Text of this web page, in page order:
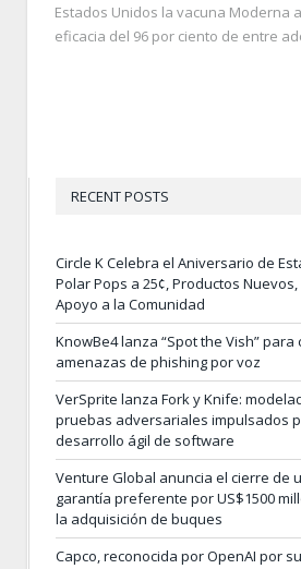
Estados Unidos la vacuna Moderna
eficacia del 96 por ciento de entre
RECENT POSTS
Circle K Celebra el Aniversario de
Polar Pops a 25¢, Productos
Apoyo a la Comunidad
KnowBe4 lanza “Spot the Vish” para
amenazas de phishing por voz
VerSprite lanza Fork y Knife:
pruebas adversariales impulsados
desarrollo ágil de software
Venture Global anuncia el cierre de
garantía preferente por US$1500
la adquisición de buques
Capco, reconocida por OpenAI por